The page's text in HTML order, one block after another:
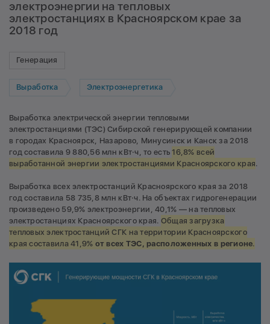
электроэнергии на тепловых
электростанциях в Красноярском крае за
2018 год
Генерация
Выработка Электроэнергетика
Выработка электрической энергии тепловыми
электростанциями (ТЭС) Сибирской генерирующей компании
в городах Красноярск, Назарово, Минусинск и Канск за 2018
год составила 9 880,56 млн кВт·ч, то есть16,8% всей
выработанной энергии электростанциями Красноярского края.
Выработка всех электростанций Красноярского края за 2018
год составила 58 735,8 млн кВт·ч. На объектах гидрогенерации
произведено 59,9% электроэнергии, 40,1% — на тепловых
электростанциях Красноярского края. Общая загрузка
тепловых электростанций СГК на территории Красноярского
края составила 41,9% от всех ТЭС, расположенных в регионе.